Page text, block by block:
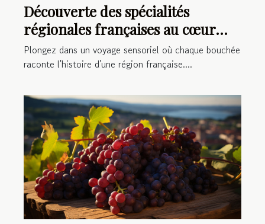
Découverte des spécialités
régionales françaises au cœur
d'un restaurant gastronomique
Plongez dans un voyage sensoriel où chaque bouchée
raconte l'histoire d'une région française....